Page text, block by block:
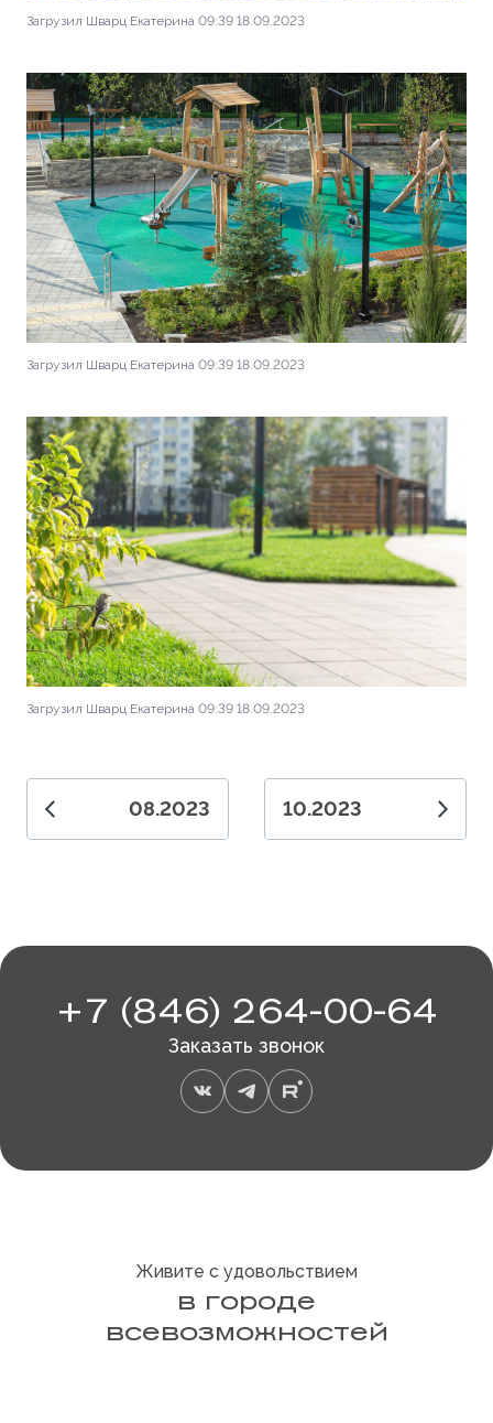
Загрузил Шварц Екатерина 09:39 18.09.2023
Загрузил Шварц Екатерина 09:39 18.09.2023
Загрузил Шварц Екатерина 09:39 18.09.2023
08.2023 10.2023
+7 (846) 264-00-64
Заказать звонок
Живите с удовольствием
в городе
всевозможностей